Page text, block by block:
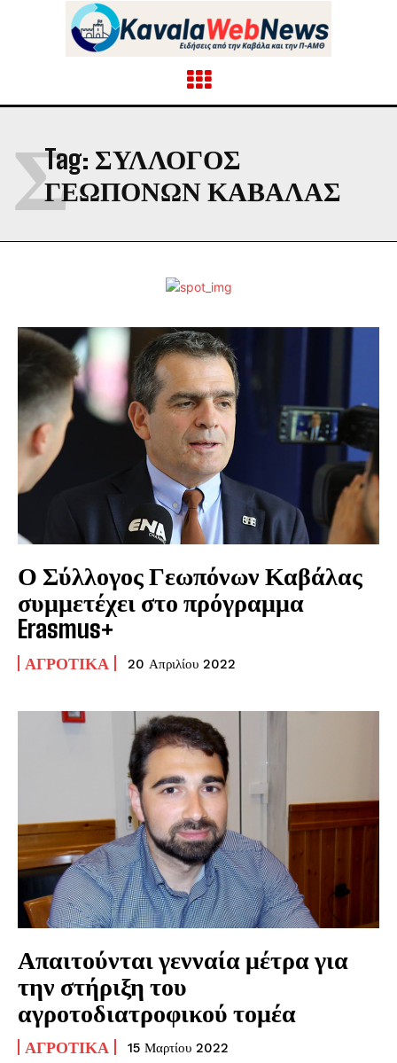
Tag: ΣΎΛΛΟΓΟΣ
ΓΕΩΠΌΝΩΝ ΚΑΒΆΛΑΣ
Σ
Ο Σύλλογος Γεωπόνων Καβάλας
συμμετέχει στο πρόγραμμα
Erasmus+
ΑΓΡΟΤΙΚΆ 20 Απριλίου 2022
Απαιτούνται γενναία μέτρα για
την στήριξη του
αγροτοδιατροφικού τομέα
ΑΓΡΟΤΙΚΆ 15 Μαρτίου 2022